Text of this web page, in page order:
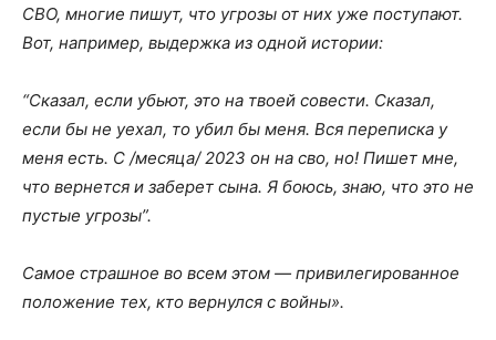
СВО, многие пишут, что угрозы от них уже поступают.
Вот, например, выдержка из одной истории:
“Сказал, если убьют, это на твоей совести. Сказал,
если бы не уехал, то убил бы меня. Вся переписка у
меня есть. С /месяца/ 2023 он на сво, но! Пишет мне,
что вернется и заберет сына. Я боюсь, знаю, что это не
пустые угрозы”.
Самое страшное во всем этом — привилегированное
положение тех, кто вернулся с войны».